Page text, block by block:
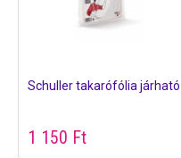
Schuller takarófólia járható
1 150 Ft